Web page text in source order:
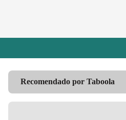
Recomendado por Taboola